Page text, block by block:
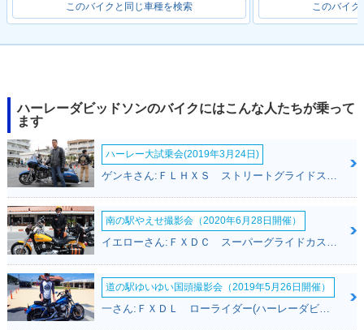
このバイクと同じ車種を検索 このバイク
ハーレーダビッドソンのバイクにはこんな人たちが乗って
ます
ハーレー大試乗会(2019年3月24日)
南の駅やえせ撮影会（2020年6月28日開催）
イエローさん:ＦＸＤＣ スーパーグライドカスタム(ハーレーダビッドソン)
道の駅ゆいゆい国頭撮影会（2019年5月26日開催）
一さん:ＦＸＤＬ ローライダー(ハーレーダビッドソン)